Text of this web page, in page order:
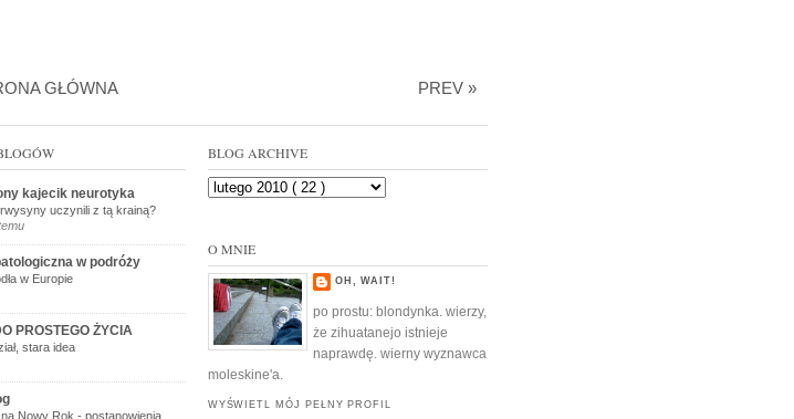
PREV »
GŁÓWNA
kajecik neurotyka
uczynili z tą krainą?
w podróży
w Europie
PROSTEGO ŻYCIA
stara idea
na Nowy Rok - postanowienia
BLOG ARCHIVE
O MNIE
OH, WAIT!
po prostu: blondynka. wierzy,
że zihuatanejo istnieje
naprawdę. wierny wyznawca
moleskine'a.
WYŚWIETL MÓJ PEŁNY PROFIL